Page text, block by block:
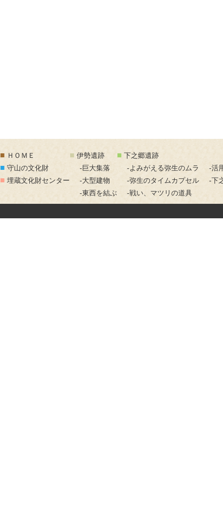
■ ＨＯＭＥ
■ 守山の文化財
■ 埋蔵文化財センター
■ 伊勢遺跡
-巨大集落
-大型建物
-東西を結ぶ
■ 下之郷遺跡
-よみがえる弥生のムラ
-弥生のタイムカプセル
-戦い、マツリの道具
-活
-下